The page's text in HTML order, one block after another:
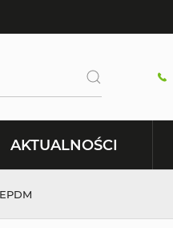
AKTUALNOŚCI